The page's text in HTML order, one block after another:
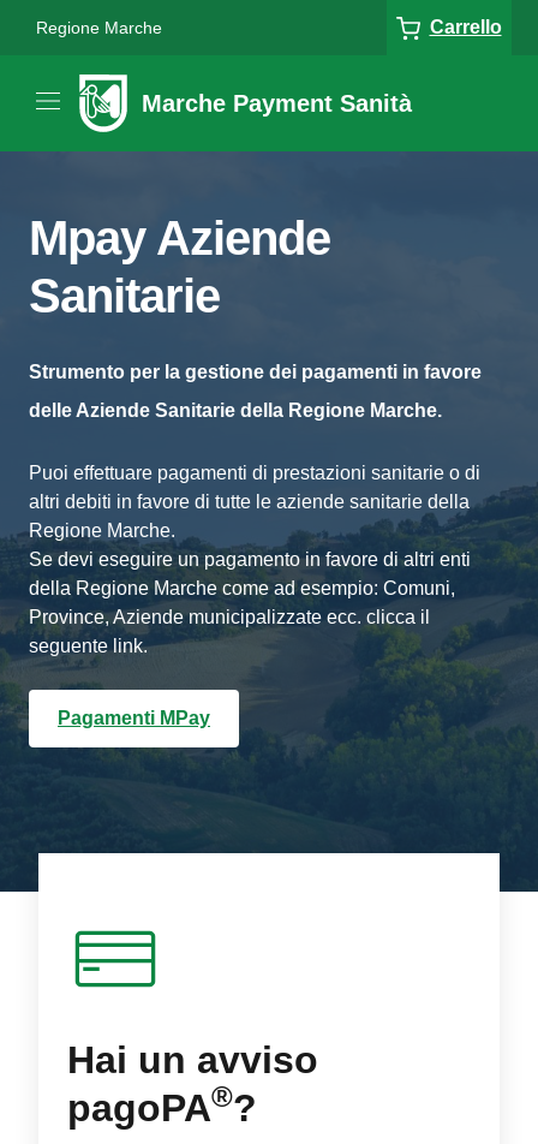
Regione Marche Carrello
Marche Payment Sanità
Mpay Aziende
Sanitarie
Strumento per la gestione dei pagamenti in favore
delle Aziende Sanitarie della Regione Marche.
Puoi effettuare pagamenti di prestazioni sanitarie o di
altri debiti in favore di tutte le aziende sanitarie della
Regione Marche.
Se devi eseguire un pagamento in favore di altri enti
della Regione Marche come ad esempio: Comuni,
Province, Aziende municipalizzate ecc. clicca il
seguente link.
Pagamenti MPay
Hai un avviso
pagoPA®?